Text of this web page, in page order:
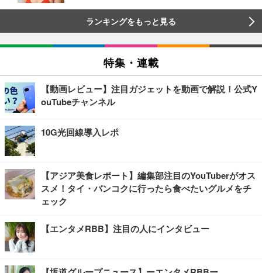
ランキングをもっと見る
特集・連載
【動画レビュー】注目ガジェットを動画で解説！公式Y
ouTubeチャンネル
10G光回線導入レポ
【アジア美食レポート】編集部注目のYouTuberがオス
スメ！タイ・バンコクに行ったら食べたいグルメをチ
ェック
【エンタメRBB】注目の人にインタビュー